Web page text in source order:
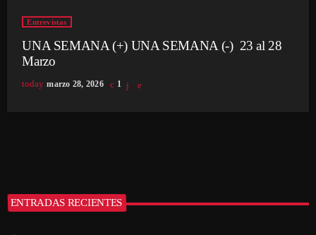
Entrevistas
UNA SEMANA (+) UNA SEMANA (-) 23 al 28
Marzo
today marzo 28, 2026 1
ENTRADAS RECIENTES